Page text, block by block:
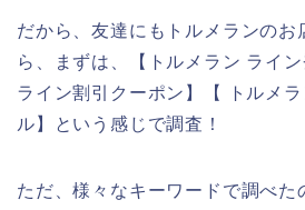
だから、友達にもトルメランのお
ら、まずは、【トルメラン ライ
ライン割引クーポン】【 トルメ
ル】という感じで調査！
ただ、様々なキーワードで調べた